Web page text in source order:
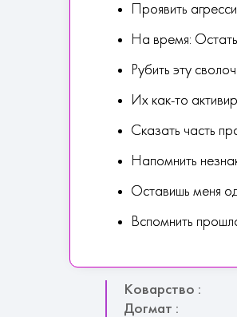
Проявить
На время:
Рубить эту
Их как-то
Сказать часть
Напомнить
Оставишь меня
Вспомнить
Коварство :
Догмат :